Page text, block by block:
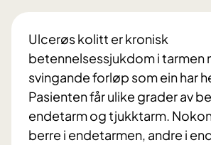
Ulcerøs kolitt er kronisk
betennelsessjukdom i tarmen
svingande forløp som ein har
Pasienten får ulike grader av
endetarm og tjukktarm.
berre i endetarmen, andre i